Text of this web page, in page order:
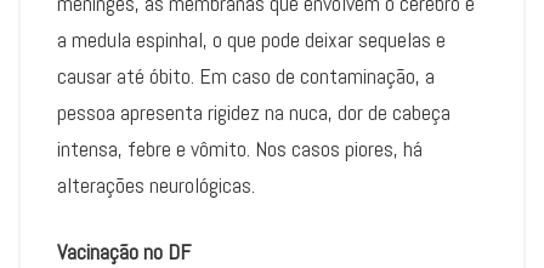
a medula espinhal, o que pode deixar sequelas e
causar até óbito. Em caso de contaminação, a
pessoa apresenta rigidez na nuca, dor de cabeça
intensa, febre e vômito. Nos casos piores, há
alterações neurológicas.
Vacinação no DF